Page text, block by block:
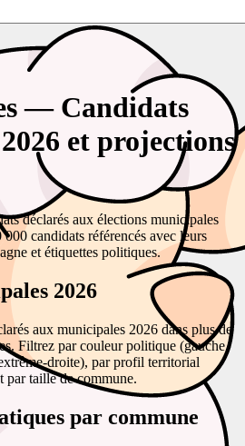
— Candidats
et projections
déclarés aux élections municipales
candidats référencés avec leurs
et étiquettes politiques.
2026
aux municipales 2026 dans plus de
Filtrez par couleur politique (gauche,
droite), par profil territorial
par taille de commune.
par commune